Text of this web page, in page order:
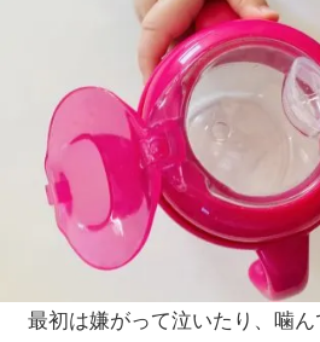
最初は嫌がって泣いたり、噛